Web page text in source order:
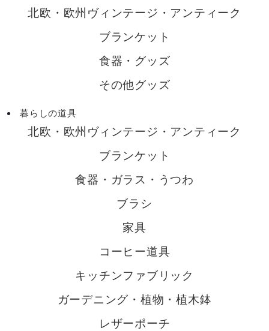
北欧・欧州ヴィンテージ・アンティーク
ブランケット
食器・グッズ
その他グッズ
暮らしの道具
北欧・欧州ヴィンテージ・アンティーク
ブランケット
食器・ガラス・うつわ
ブラシ
家具
コーヒー道具
キッチンファブリック
ガーデニング・植物・植木鉢
レザーポーチ